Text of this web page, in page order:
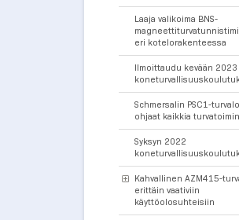
Laaja valikoima BNS-
eri kotelorakenteessa
Ilmoittaudu kevään 2023
Schmersalin PSC1-
ohjaat kaikkia
Syksyn 2022
Kahvallinen AZM415-
erittäin vaativiin
käyttöolosuhteisiin